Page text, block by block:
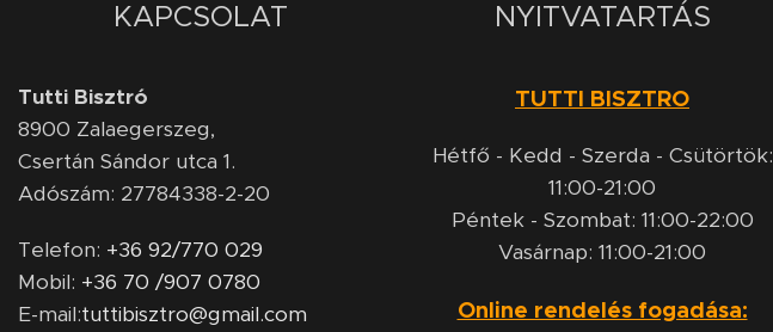
KAPCSOLAT
Tutti Bisztró
8900 Zalaegerszeg,
Csertán Sándor utca 1.
Adószám: 27784338-2-20
Telefon: +36 92/770 029
Mobil: +36 70 /907 0780
E-mail:tuttibisztro@gmail.com
NYITVATARTÁS
TUTTI BISZTRO
Hétfő - Kedd - Szerda - Csütörtök:
11:00-21:00
Péntek - Szombat: 11:00-22:00
Vasárnap: 11:00-21:00
Online rendelés fogadása: